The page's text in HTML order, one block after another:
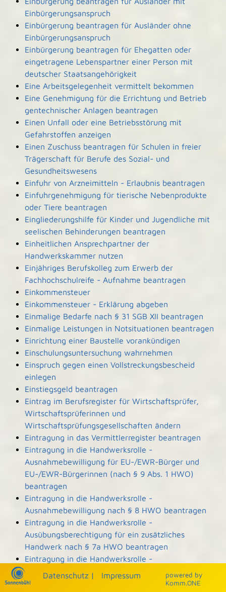
Einbürgerungsanspruch
Einbürgerung beantragen für Ausländer ohne
Einbürgerungsanspruch
Einbürgerung beantragen für Ehegatten oder
eingetragene Lebenspartner einer Person mit
deutscher Staatsangehörigkeit
Eine Arbeitsgelegenheit vermittelt bekommen
Eine Genehmigung für die Errichtung und Betrieb
gentechnischer Anlagen beantragen
Einen Unfall oder eine Betriebsstörung mit
Gefahrstoffen anzeigen
Einen Zuschuss beantragen für Schulen in freier
Trägerschaft für Berufe des Sozial- und
Gesundheitswesens
Einfuhr von Arzneimitteln - Erlaubnis beantragen
Einfuhrgenehmigung für tierische Nebenprodukte
oder Tiere beantragen
Eingliederungshilfe für Kinder und Jugendliche mit
seelischen Behinderungen beantragen
Einheitlichen Ansprechpartner der
Handwerkskammer nutzen
Einjähriges Berufskolleg zum Erwerb der
Fachhochschulreife - Aufnahme beantragen
Einkommensteuer
Einkommensteuer - Erklärung abgeben
Einmalige Bedarfe nach § 31 SGB XII beantragen
Einmalige Leistungen in Notsituationen beantragen
Einrichtung einer Baustelle vorankündigen
Einschulungsuntersuchung wahrnehmen
Einspruch gegen einen Vollstreckungsbescheid
einlegen
Einstiegsgeld beantragen
Eintrag im Berufsregister für Wirtschaftsprüfer,
Wirtschaftsprüferinnen und
Wirtschaftsprüfungsgesellschaften ändern
Eintragung in das Vermittlerregister beantragen
Eintragung in die Handwerksrolle -
Ausnahmebewilligung für EU-/EWR-Bürger und
EU-/EWR-Bürgerinnen (nach § 9 Abs. 1 HWO)
beantragen
Eintragung in die Handwerksrolle -
Ausnahmebewilligung nach § 8 HWO beantragen
Eintragung in die Handwerksrolle -
Ausübungsberechtigung für ein zusätzliches
Handwerk nach § 7a HWO beantragen
Eintragung in die Handwerksrolle -
Ausübungsberechtigung nach § 7b HWO
beantragen
powered by
Komm.ONE
Datenschutz | Impressum